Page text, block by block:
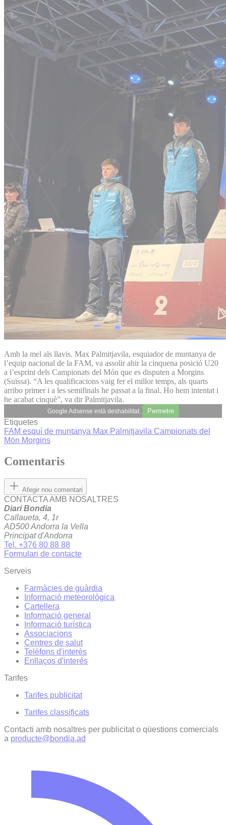
Amb la mel als llavis. Max Palmitjavila, esquiador de muntanya de
l’equip nacional de la FAM, va assolir ahir la cinquena posició U20
a l’esprint dels Campionats del Món que es disputen a Morgins
(Suïssa). “A les qualificacions vaig fer el millor temps, als quarts
arribo primer i a les semifinals he passat a la final. Ho hem intentat i
he acabat cinquè”, va dir Palmitjavila.
Google Adsense està deshabilitat. Permetre
Etiquetes
FAM esquí de muntanya Max Palmitjavila Campionats del
Mön Morgins
Comentaris
Afegir nou comentari
CONTACTA AMB NOSALTRES
Diari Bondia
Callaueta, 4, 1r
AD500 Andorra la Vella
Principat d'Andorra
Tel. +376 80 88 88
Formulari de contacte
Serveis
Farmàcies de guàrdia
Informació meteorològica
Cartellera
Informació general
Informació turística
Associacions
Centres de salut
Telèfons d'interès
Enllaços d'interés
Tarifes
Tarifes publicitat
Tarifes classificats
Contacti amb nosaltres per publicitat o qüestions comercials
a producte@bondia.ad